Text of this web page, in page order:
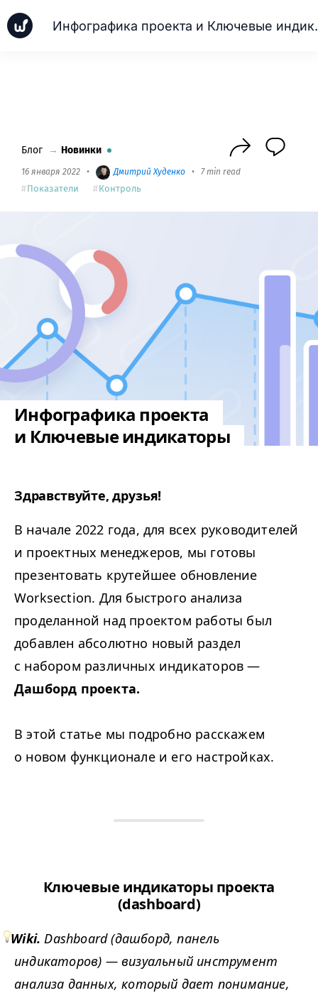
Блог → Новинки
16 января 2022 • Дмитрий Худенко • 7 min read
Показатели Контроль
Инфографика проекта
и Ключевые индикаторы
Здравствуйте, друзья!
В начале 2022 года, для всех руководителей
и проектных менеджеров, мы готовы
презентовать крутейшее обновление
Worksection. Для быстрого анализа
проделанной над проектом работы был
добавлен абсолютно новый раздел
с набором различных индикаторов —
Дашборд проекта.
В этой статье мы подробно расскажем
о новом функционале и его настройках.
Ключевые индикаторы проекта
(dashboard)
Wiki. Dashboard (дашборд, панель
индикаторов) — визуальный инструмент
анализа данных, который дает понимание,